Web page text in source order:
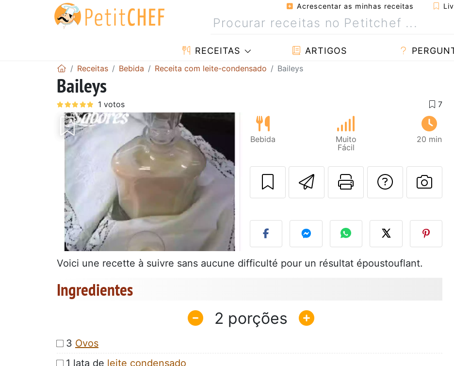
Acrescentar as minhas receitas
RECEITAS ARTIGOS
Receitas Bebida Receita com leite-condensado Baileys
Baileys
Bebida
Muito
Fácil
20 min
Enviar estaImprima esta
Falar
Voici une recette à suivre sans aucune difficulté pour un résultat époustouflant.
Ingredientes
2
3 Ovos
1 lata de leite condensado